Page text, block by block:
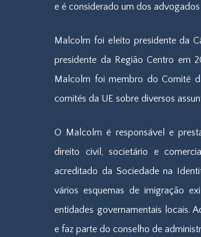
e é considerado um dos
Malcolm foi eleito presidente da
presidente da Região Centro em
Malcolm foi membro do Comité
comités da UE sobre diversos
O Malcolm é responsável e
direito civil, societário e
acreditado da Sociedade na
vários esquemas de imigração
entidades governamentais locais.
e faz parte do conselho de